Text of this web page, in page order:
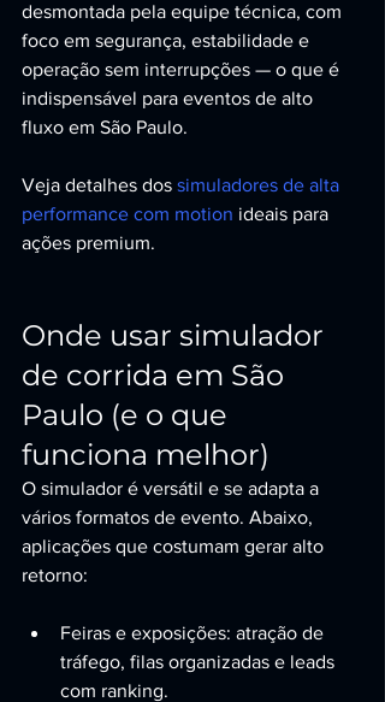
desmontada pela equipe técnica, com
foco em segurança, estabilidade e
operação sem interrupções — o que é
indispensável para eventos de alto
fluxo em São Paulo.
Veja detalhes dos simuladores de alta
performance com motion ideais para
ações premium.
Onde usar simulador
de corrida em São
Paulo (e o que
funciona melhor)
O simulador é versátil e se adapta a
vários formatos de evento. Abaixo,
aplicações que costumam gerar alto
retorno:
Feiras e exposições: atração de
tráfego, filas organizadas e leads
com ranking.